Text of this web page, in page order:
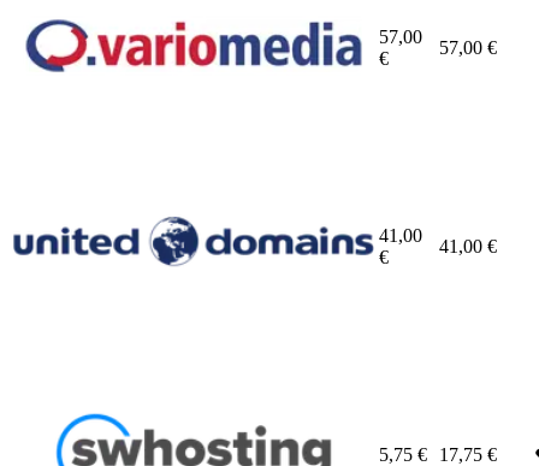
57,00
€
57,00 €
41,00
€
41,00 €
5,75 € 17,75 €